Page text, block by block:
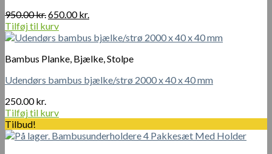
950.00kr.Den
oprindelige
pris
950.00 kr..
650.00kr.
pris
650.00 kr..
Tilføj til kurv
Bambus Planke, Bjælke, Stolpe
Udendørs bambus bjælke/strø 2000 x 40 x 40 mm
250.00kr.
Tilføj til kurv
Tilbud!